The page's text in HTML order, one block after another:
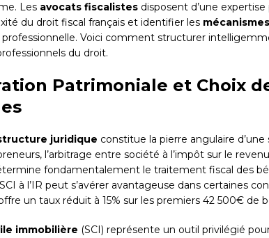
Les avocats fiscalistes disposent d’une
du droit fiscal français et identifier les
Voici comment structurer
du droit.
Patrimoniale et Choix
juridique constitue la pierre angulaire
l’arbitrage entre société à l’impôt sur le
fondamentalement le traitement fiscal des
à l’IR peut s’avérer avantageuse dans certaines
un taux réduit à 15% sur les premiers 42 500€ de
immobilière (SCI) représente un outil privilégié